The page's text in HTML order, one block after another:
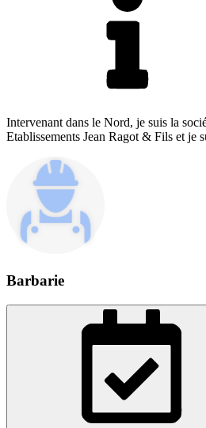
Intervenant dans le Nord, je suis la
Etablissements Jean Ragot & Fils et je
Barbarie